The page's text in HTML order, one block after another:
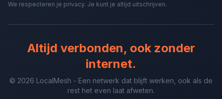
We respecteren je privacy. Je kunt je altijd uitschrijven.
Altijd verbonden, ook zonder
internet.
© 2026 LocalMesh - Een netwerk dat blijft werken, ook als de
rest het even laat afweten.